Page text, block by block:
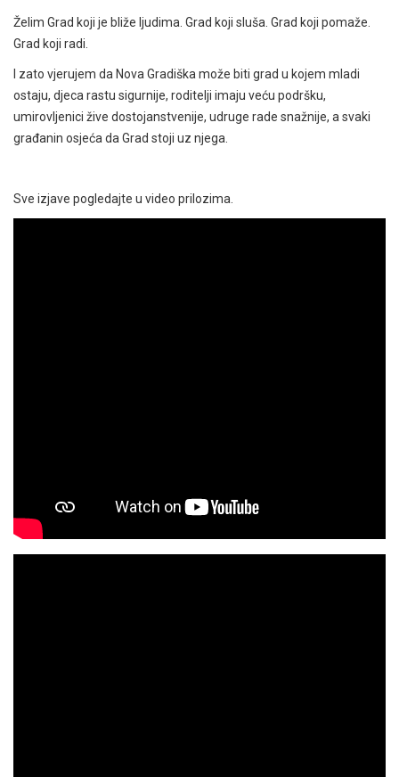
Želim Grad koji je bliže ljudima. Grad koji sluša. Grad koji pomaže.
Grad koji radi.
I zato vjerujem da Nova Gradiška može biti grad u kojem mladi
ostaju, djeca rastu sigurnije, roditelji imaju veću podršku,
umirovljenici žive dostojanstvenije, udruge rade snažnije, a svaki
građanin osjeća da Grad stoji uz njega.
Sve izjave pogledajte u video prilozima.